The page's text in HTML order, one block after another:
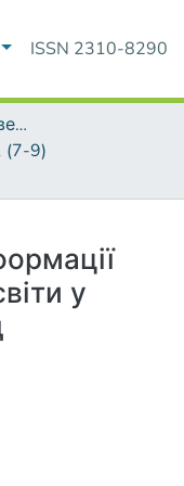
ISSN 2310-8290
Серіальні видання Університету
(7-9)
у